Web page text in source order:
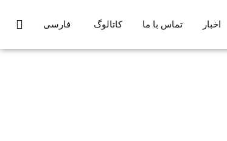
اخبار تماس با ما کاتالوگ فارسی